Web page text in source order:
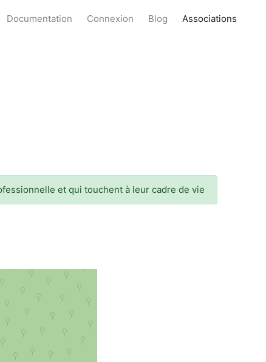
Documentation Connexion Blog Associations
et qui touchent à leur cadre de vie